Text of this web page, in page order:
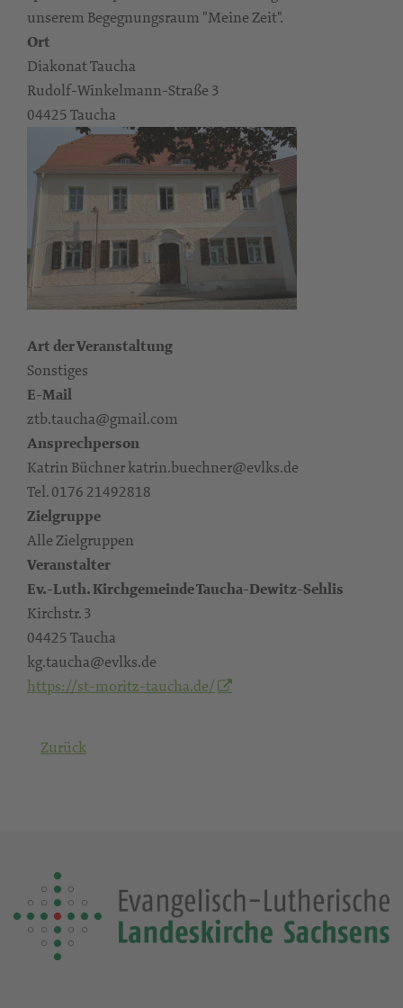
unserem Begegnungsraum "Meine Zeit".
Ort
Diakonat Taucha
Rudolf-Winkelmann-Straße 3
04425 Taucha
Art der Veranstaltung
Sonstiges
E-Mail
ztb.taucha@gmail.com
Ansprechperson
Katrin Büchner katrin.buechner@evlks.de
Tel. 0176 21492818
Zielgruppe
Alle Zielgruppen
Veranstalter
Ev.-Luth. Kirchgemeinde Taucha-Dewitz-Sehlis
Kirchstr. 3
04425 Taucha
kg.taucha@evlks.de
https://st-moritz-taucha.de/
Zurück